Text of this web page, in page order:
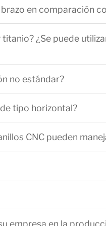
en comparación
¿Se puede
no estándar?
tipo horizontal?
CNC pueden